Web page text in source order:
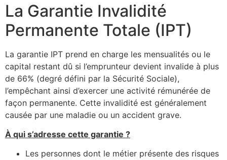
La Garantie Invalidité
Permanente Totale (IPT)
La garantie IPT prend en charge les mensualités ou le
capital restant dû si l’emprunteur devient invalide à plus
de 66% (degré défini par la Sécurité Sociale),
l’empêchant ainsi d’exercer une activité rémunérée de
façon permanente. Cette invalidité est généralement
causée par une maladie ou un accident grave.
À qui s’adresse cette garantie ?
Les personnes dont le métier présente des risques